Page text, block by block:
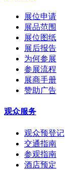
展位申请
展品范围
展位图纸
展后报告
为何参展
参展流程
展商手册
赞助广告
观众服务
观众预登记
交通指南
参观指南
酒店预定